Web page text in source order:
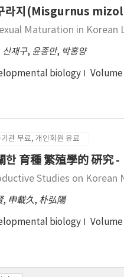
이며 심각할 경우 우울증 등의
도움을 줄 수 있는지에 대한
연구의 목적은, 그린캠프에
라지(Misgurnus
Maturation in Korean
신재구, 윤종만, 박홍양
biology Volume
관 무료, 개인회원 유료
한 育種 繁殖學的 硏究
Studies on
, 申載久, 朴弘陽
biology Volume